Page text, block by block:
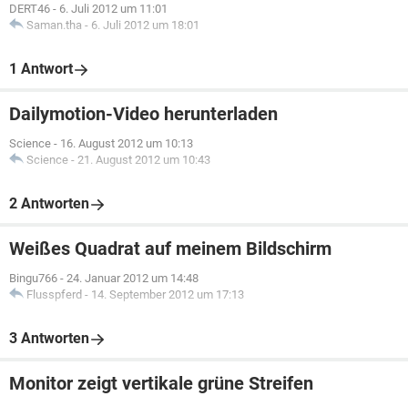
DERT46 - 6. Juli 2012 um 11:01
Saman.tha - 6. Juli 2012 um 18:01
1 Antwort
Dailymotion-Video herunterladen
Science - 16. August 2012 um 10:13
Science - 21. August 2012 um 10:43
2 Antworten
Weißes Quadrat auf meinem Bildschirm
Bingu766 - 24. Januar 2012 um 14:48
Flusspferd - 14. September 2012 um 17:13
3 Antworten
Monitor zeigt vertikale grüne Streifen